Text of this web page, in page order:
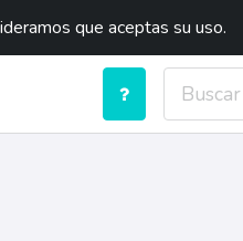
que aceptas su uso.